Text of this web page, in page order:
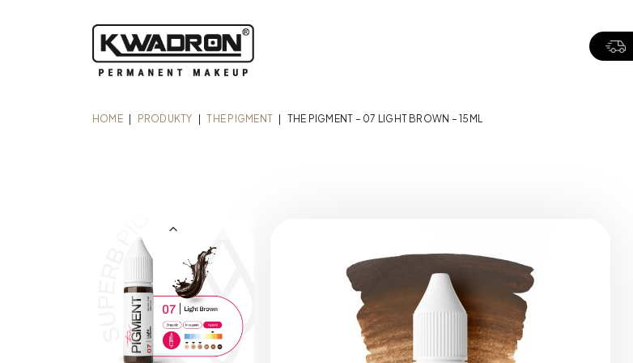
HOME PRODUKTY THE PIGMENT THE PIGMENT – 07 LIGHT BROWN – 15ML